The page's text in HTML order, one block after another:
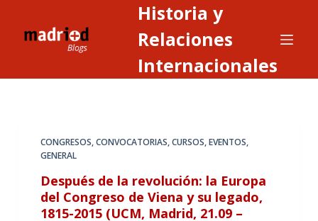
Historia y
Relaciones
Internacionales
CONGRESOS,CONVOCATORIAS,CURSOS,EVENTOS,
GENERAL
Después de la revolución: la Europa
del Congreso de Viena y su legado,
1815-2015 (UCM, Madrid, 21.09 –